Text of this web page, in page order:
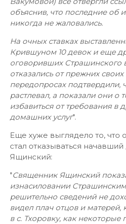
объяснив, что последние об
никогда не жаловались.
На очных ставках
Крившуном 10 девок и еще
оговоривших Страшинского
отказались от прежних
передопросах подтвердили,
растлевал, а показали они о
избавиться от требования в
домашних услуг".
Еще хуже выглядело то, что
стал отказываться
Ящинский:
"Священник Ящинский
изнасиловании
решительно сведений не
видел плач отцов и матерей,
в с. Тхоровку, как некоторые